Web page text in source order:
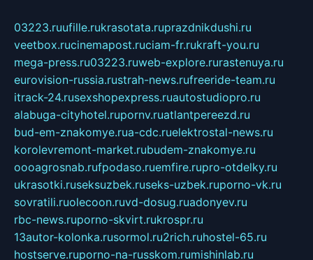
03223.ruufille.rukrasotata.ruprazdnikdushi.ru
veetbox.rucinemapost.ruciam-fr.rukraft-you.ru
mega-press.ru03223.ruweb-explore.rurastenuya.ru
eurovision-russia.rustrah-news.rufreeride-team.ru
itrack-24.rusexshopexpress.ruautostudiopro.ru
alabuga-cityhotel.rupornv.ruatlantpereezd.ru
bud-em-znakomye.rua-cdc.ruelektrostal-news.ru
korolevremont-market.rubudem-znakomye.ru
oooagrosnab.rufpodaso.ruemfire.rupro-otdelky.ru
ukrasotki.ruseksuzbek.ruseks-uzbek.ruporno-vk.ru
sovratili.ruolecoon.ruvd-dosug.ruadonyev.ru
rbc-news.ruporno-skvirt.rukrospr.ru
13autor-kolonka.rusormol.ru2rich.ruhostel-65.ru
hostserve.ruporno-na-russkom.rumishinlab.ru